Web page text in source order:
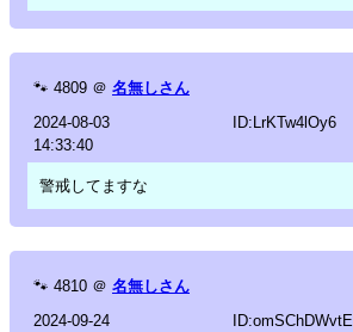
🐾 4809 ＠ 名無しさん
2024-08-03
14:33:40
ID:LrKTw4lOy6
警戒してますな
🐾 4810 ＠ 名無しさん
2024-09-24
ID:omSChDWvtE